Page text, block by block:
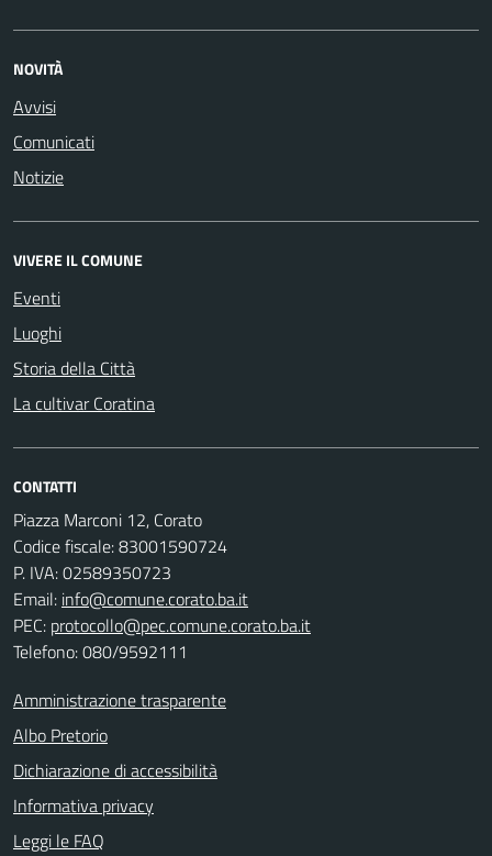
NOVITÀ
Avvisi
Comunicati
Notizie
VIVERE IL COMUNE
Eventi
Luoghi
Storia della Città
La cultivar Coratina
CONTATTI
Piazza Marconi 12, Corato
Codice fiscale: 83001590724
P. IVA: 02589350723
Email: info@comune.corato.ba.it
PEC: protocollo@pec.comune.corato.ba.it
Telefono: 080/9592111
Amministrazione trasparente
Albo Pretorio
Dichiarazione di accessibilità
Informativa privacy
Leggi le FAQ